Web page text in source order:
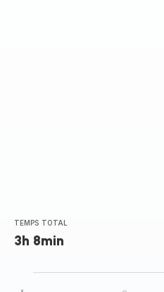
TEMPS TOTAL
3h 8min